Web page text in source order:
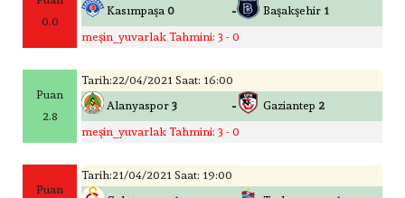
0.0
Kasımpaşa 0 - Başakşehir 1
meşin_yuvarlak Tahmini: 3 - 0
Puan
2.8
Tarih:22/04/2021 Saat: 16:00
Alanyaspor 3 - Gaziantep 2
meşin_yuvarlak Tahmini: 3 - 0
Puan
Tarih:21/04/2021 Saat: 19:00